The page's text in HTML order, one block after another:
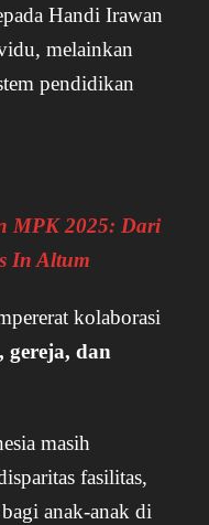
Handi Irawan
melainkan
pendidikan
MPK 2025: Dari
In Altum
kolaborasi
gereja, dan
masih
fasilitas,
anak-anak di